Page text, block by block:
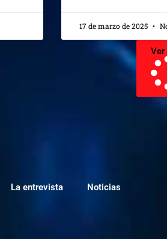
17 de marzo de 2025
Ver
La entrevista Noticias